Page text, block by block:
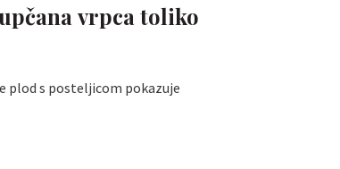
vrpca toliko
plod s posteljicom pokazuje